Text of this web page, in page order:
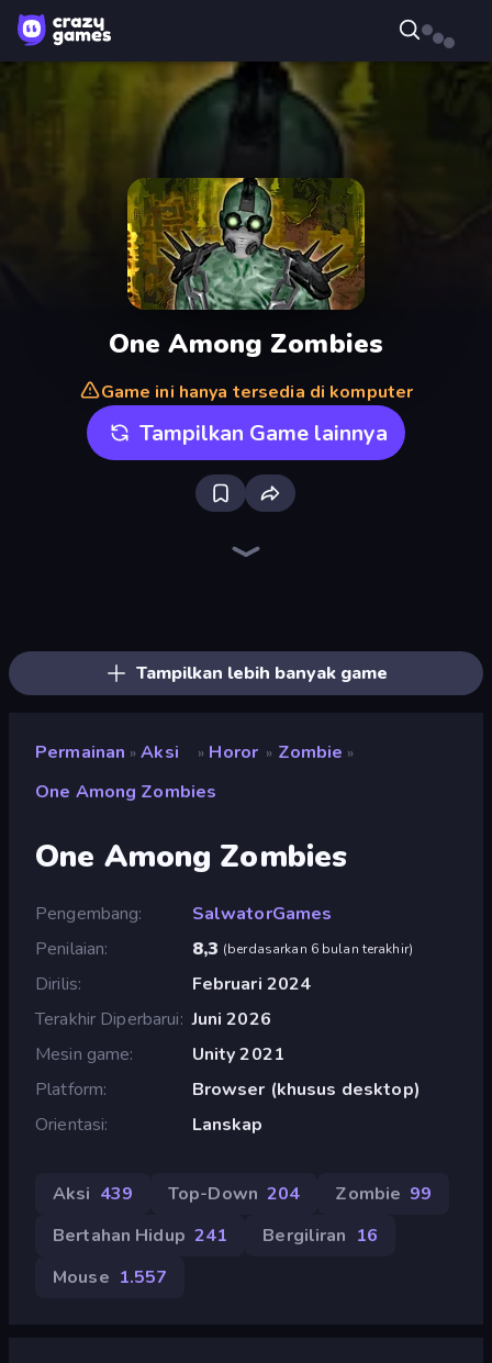
One Among Zombies
Game ini hanya tersedia di komputer
Tampilkan Game lainnya
Tampilkan lebih banyak game
Permainan » Aksi » Horor » Zombie »
One Among Zombies
One Among Zombies
Pengembang
SalwatorGames
Penilaian
8,3 (berdasarkan 6 bulan terakhir)
Dirilis
Februari 2024
Terakhir Diperbarui Juni 2026
Mesin game
Unity 2021
Platform
Browser (khusus desktop)
Orientasi
Lanskap
Aksi 439 Top-Down 204 Zombie 99
Bertahan Hidup 241 Bergiliran 16
Mouse 1.557